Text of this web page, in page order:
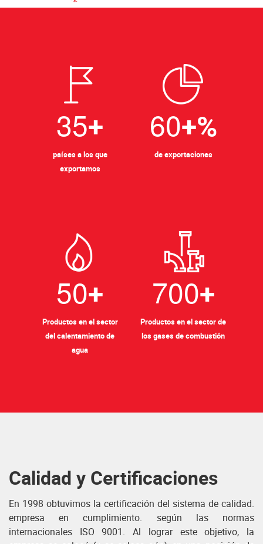
35+
países a los que
exportamos
60+%
de exportaciones
50+
Productos en el sector
del calentamiento de
agua
700+
Productos en el sector de
los gases de combustión
Calidad y Certificaciones
En 1998 obtuvimos la certificación del sistema de calidad.
empresa en cumplimiento. según las normas
internacionales ISO 9001. Al lograr este objetivo, la